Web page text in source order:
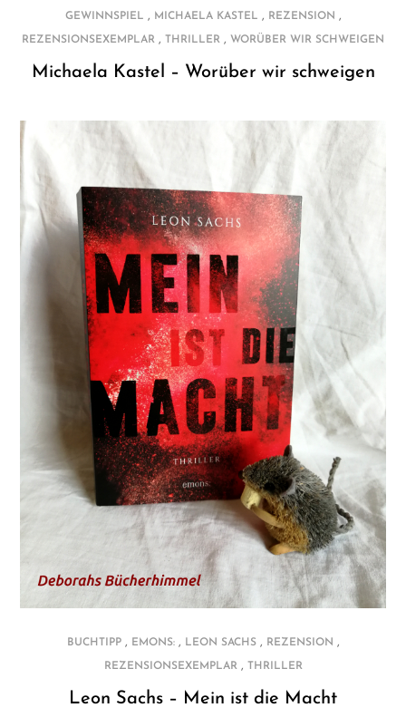
GEWINNSPIEL , MICHAELA KASTEL , REZENSION ,
REZENSIONSEXEMPLAR , THRILLER , WORÜBER WIR SCHWEIGEN
Michaela Kastel – Worüber wir schweigen
BUCHTIPP, EMONS:, LEON SACHS, REZENSION ,
REZENSIONSEXEMPLAR, THRILLER
Leon Sachs – Mein ist die Macht